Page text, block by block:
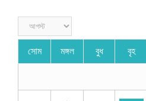
সোম মঙ্গল বুধ বৃহ